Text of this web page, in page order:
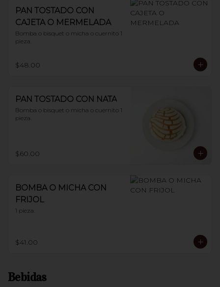
PAN TOSTADO CON
CAJETA O MERMELADA
Bomba o bisquet o micha o cuernito 1
pieza.
$48.00
PAN TOSTADO CON NATA
Bomba o bisquet o micha o cuernito 1
pieza.
$60.00
BOMBA O MICHA CON
FRIJOL
1 pieza.
$41.00
Bebidas